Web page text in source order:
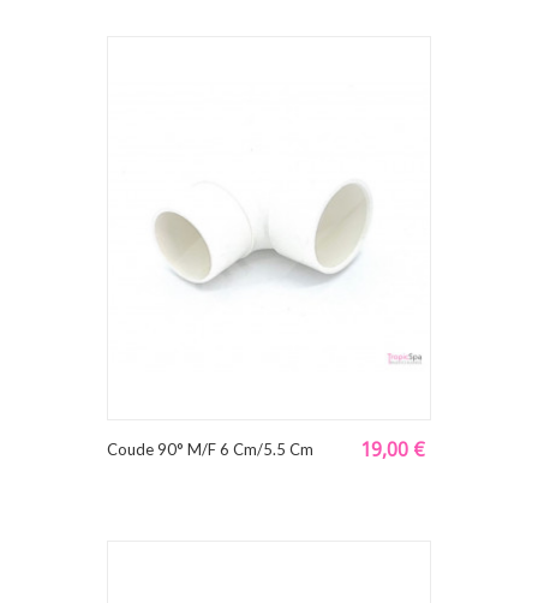
Coude 90° M/F 6 Cm/5.5 Cm 19,00 €